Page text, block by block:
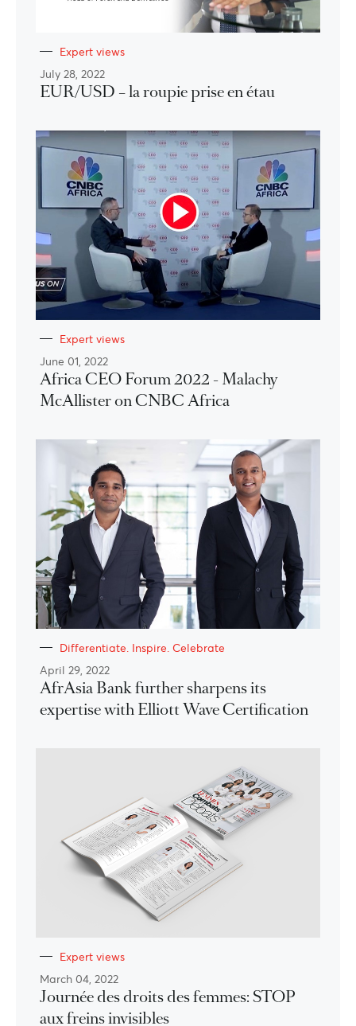
Expert views
July 28, 2022
EUR/USD – la roupie prise en étau
Expert views
June 01, 2022
Africa CEO Forum 2022 - Malachy
McAllister on CNBC Africa
Differentiate. Inspire. Celebrate
April 29, 2022
AfrAsia Bank further sharpens its
expertise with Elliott Wave Certification
Expert views
March 04, 2022
Journée des droits des femmes: STOP
aux freins invisibles